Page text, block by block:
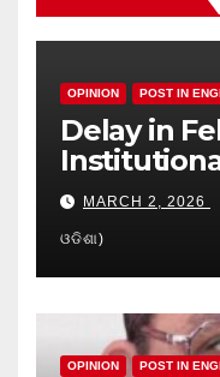
OPINION POST IN
Delay in
Research
Crisis in
Education
MARCH 2, 2026
ଓଡିଶା)
OPINION POST IN